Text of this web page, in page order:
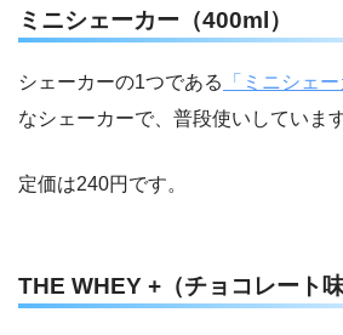
ミニシェーカー（400ml）
シェーカーの1つである 「ミニシェー
なシェーカーで、普段使いしています
定価は240円です。
THE WHEY +（チョコレート味